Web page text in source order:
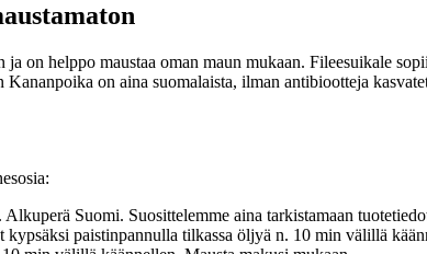
on helppo maustaa oman maun mukaan. Fileesuikale
on aina suomalaista, ilman antibiootteja
Suomi. Suosittelemme aina tarkistamaan
paistinpannulla tilkassa öljyä n. 10 min välillä